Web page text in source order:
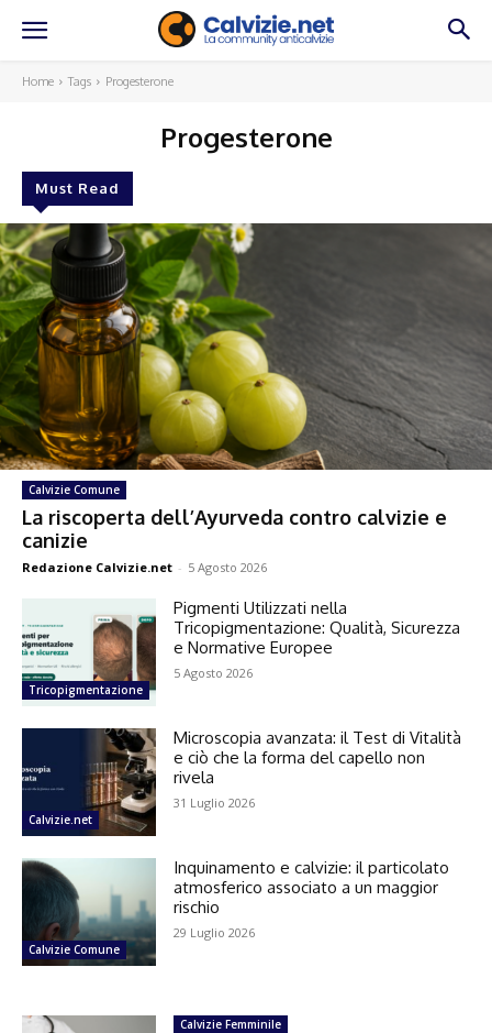
Home Tags Progesterone
Progesterone
Must Read
Calvizie Comune
La riscoperta dell’Ayurveda contro calvizie e
canizie
Redazione Calvizie.net - 5 Agosto 2026
Tricopigmentazione
Pigmenti Utilizzati nella
Tricopigmentazione: Qualità, Sicurezza
e Normative Europee
5 Agosto 2026
Calvizie.net
Microscopia avanzata: il Test di Vitalità
e ciò che la forma del capello non
rivela
31 Luglio 2026
Calvizie Comune
Inquinamento e calvizie: il particolato
atmosferico associato a un maggior
rischio
29 Luglio 2026
Calvizie Femminile